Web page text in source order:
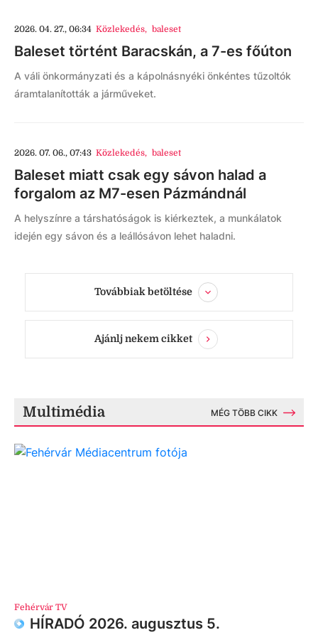
2026. 04. 27., 06:34 Közlekedés, baleset
Baleset történt Baracskán, a 7-es főúton
A váli önkormányzati és a kápolnásnyéki önkéntes tűzoltók
áramtalanították a járműveket.
2026. 07. 06., 07:43 Közlekedés, baleset
Baleset miatt csak egy sávon halad a
forgalom az M7-esen Pázmándnál
A helyszínre a társhatóságok is kiérkeztek, a munkálatok
idején egy sávon és a leállósávon lehet haladni.
Továbbiak betöltése
Ajánlj nekem cikket
Multimédia MÉG TÖBB CIKK
Fehérvár TV
HÍRADÓ 2026. augusztus 5.